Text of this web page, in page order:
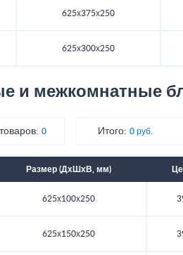
625х375х250
625х300х250
и межкомнатные
0 Итого:0 руб.
Размер (ДхШхВ, мм)
625х100х250
625х150х250